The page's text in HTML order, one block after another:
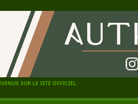
SUR LE SITE OFFICIEL